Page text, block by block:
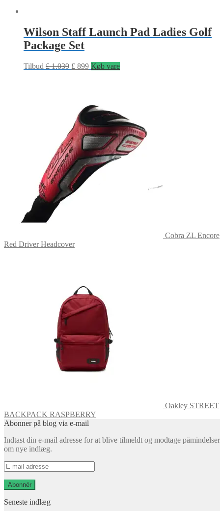
Wilson Staff Launch Pad Ladies Golf
Package Set
Tilbud £1.039 £ 899 Køb vare
Cobra ZL Encore
Red Driver Headcover
Oakley STREET
BACKPACK RASPBERRY
Abonner på blog via e-mail
Indtast din e-mail adresse for at blive tilmeldt og modtage påmindelser
om nye indlæg.
E-
mail-
adresse
Abonnér
Seneste indlæg